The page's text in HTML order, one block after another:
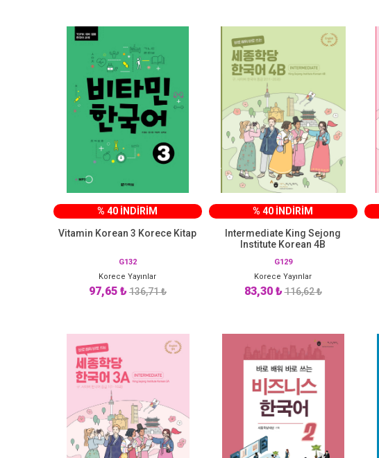
% 40 İNDİRİM
Vitamin Korean 3 Korece Kitap
G132
Korece Yayınlar
97,65 ₺136,71 ₺
% 40 İNDİRİM
Intermediate King Sejong
Institute Korean 4B
G129
Korece Yayınlar
83,30 ₺116,62 ₺